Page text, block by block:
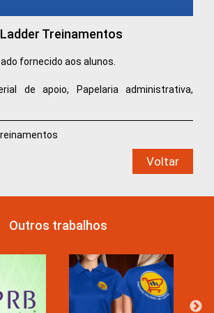
Treinamentos
fornecido aos alunos.
de apoio, Papelaria administrativa,
Voltar
Outros trabalhos